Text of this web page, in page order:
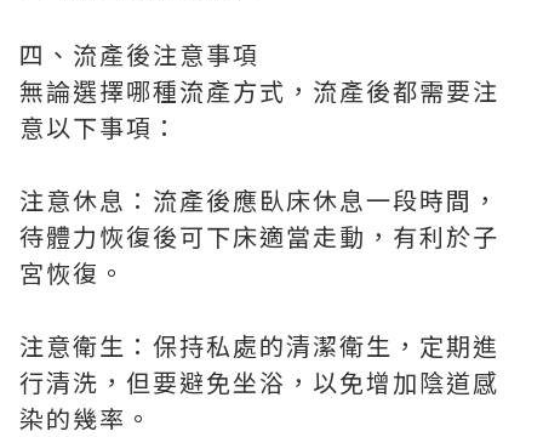
四、流產後注意事項
無論選擇哪種流產方式，流產後都需要注
意以下事項：
注意休息：流產後應臥床休息一段時間，
待體力恢復後可下床適當走動，有利於子
宮恢復。
注意衛生：保持私處的清潔衛生，定期進
行清洗，但要避免坐浴，以免增加陰道感
染的幾率。